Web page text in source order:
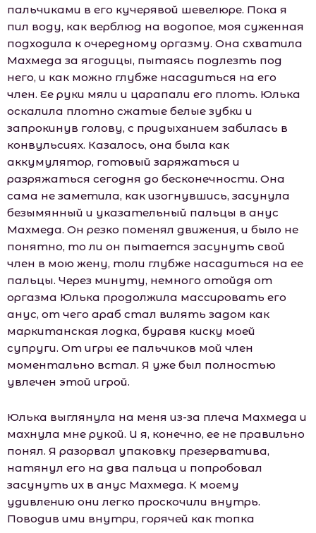
пальчиками в его кучерявой шевелюре. Пока я
пил воду, как верблюд на водопое, моя суженная
подходила к очередному оргазму. Она схватила
Махмеда за ягодицы, пытаясь подлезть под
него, и как можно глубже насадиться на его
член. Ее руки мяли и царапали его плоть. Юлька
оскалила плотно сжатые белые зубки и
запрокинув голову, с придыханием забилась в
конвульсиях. Казалось, она была как
аккумулятор, готовый заряжаться и
разряжаться сегодня до бесконечности. Она
сама не заметила, как изогнувшись, засунула
безымянный и указательный пальцы в анус
Махмеда. Он резко поменял движения, и было не
понятно, то ли он пытается засунуть свой
член в мою жену, толи глубже насадиться на ее
пальцы. Через минуту, немного отойдя от
оргазма Юлька продолжила массировать его
анус, от чего араб стал вилять задом как
маркитанская лодка, буравя киску моей
супруги. От игры ее пальчиков мой член
моментально встал. Я уже был полностью
увлечен этой игрой.
Юлька выглянула на меня из-за плеча Махмеда и
махнула мне рукой. И я, конечно, ее не правильно
понял. Я разорвал упаковку презерватива,
натянул его на два пальца и попробовал
засунуть их в анус Махмеда. К моему
удивлению они легко проскочили внутрь.
Поводив ими внутри, горячей как топка